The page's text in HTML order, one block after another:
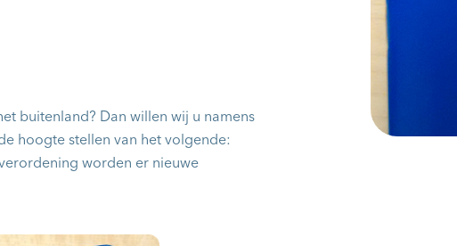
buitenland? Dan willen wij u namens
hoogte stellen van het volgende:
worden er nieuwe